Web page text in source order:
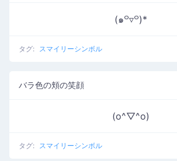
(๑꒪▿꒪)*
タグ: スマイリーシンボル
バラ色の頬の笑顔
(o^▽^o)
タグ: スマイリーシンボル